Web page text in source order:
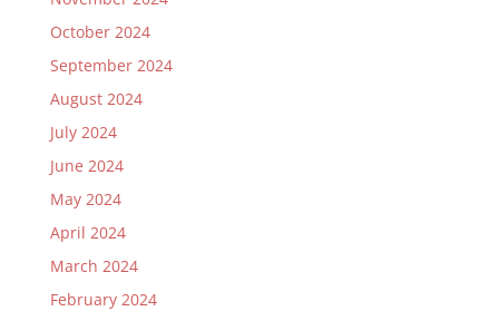
October 2024
September 2024
August 2024
July 2024
June 2024
May 2024
April 2024
March 2024
February 2024